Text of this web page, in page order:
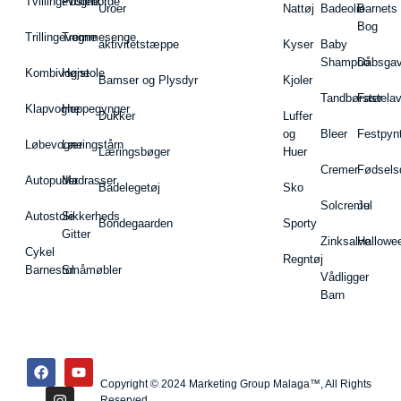
Trillingevogne
Kombivogne
Klapvogne
Løbevogne
Autopuder
Autostole
Cykel
Barnestol
Tremmesenge
Højstole
Hoppegynger
Læringstårn
Madrasser
Sikkerheds
Gitter
Småmøbler
Uroer
aktivitetstæppe
Bamser og Plysdyr
Dukker
Læringsbøger
Badelegetøj
Bondegaarden
Nattøj
Kyser
Kjoler
Luffer
og
Huer
Sko
Sporty
Regntøj
Badeolie
Baby
Shampoo
Tandbørster
Bleer
Cremer
Solcreme
Zinksalve
Vådligger
Barn
Barnets
Bog
Jul
Copyright © 2024 Marketing Group Malaga™, All Rights